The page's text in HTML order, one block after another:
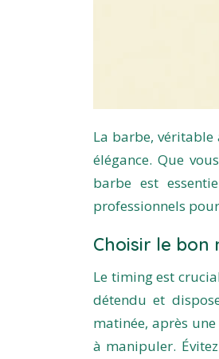
La barbe,
élégance. Que
barbe est
professionnels
Choisir le
Le timing est
détendu et
matinée, après
à manipuler.